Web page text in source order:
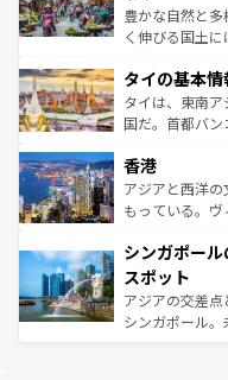
照してほしい。
まで、さまざ
らではのナイ
覧 を参照してほ
豊かな自然と
く伸びる国土
急速な発展と共
ーチミン市の
醸し出してい
とつ。フォーや
ひ現地で味わ
が旅行者を迎
参照してほしい
タイの基本
タイは、東南
国だ。首都バ
の活気が交差し
帯で自然と触
いビーチでリ
激する。気候
が待っている。
た文化、そし
ける。 な
香港
アジアと西洋
もっている。
み、どこを訪
ており、効率よ
うな絶景から
そう。 な
シンガポー
スポット
アジアの交差
シンガポール